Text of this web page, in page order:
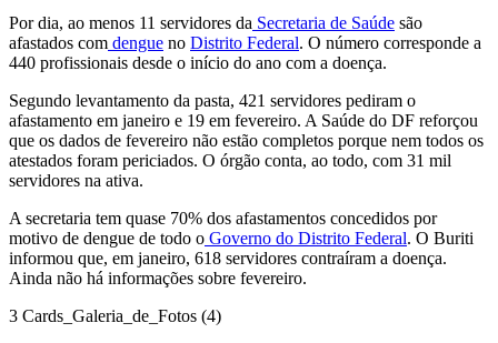
Por dia, ao menos 11 servidores da Secretaria de Saúde são
afastados com dengue no Distrito Federal. O número corresponde a
440 profissionais desde o início do ano com a doença.
Segundo levantamento da pasta, 421 servidores pediram o
afastamento em janeiro e 19 em fevereiro. A Saúde do DF reforçou
que os dados de fevereiro não estão completos porque nem todos os
atestados foram periciados. O órgão conta, ao todo, com 31 mil
servidores na ativa.
A secretaria tem quase 70% dos afastamentos concedidos por
motivo de dengue de todo o Governo do Distrito Federal. O Buriti
informou que, em janeiro, 618 servidores contraíram a doença.
Ainda não há informações sobre fevereiro.
3 Cards_Galeria_de_Fotos (4)